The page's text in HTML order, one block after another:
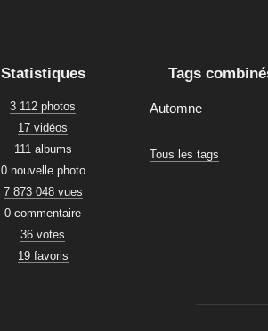
Statistiques
3 112 photos
17 vidéos
111 albums
0 nouvelle photo
7 873 048 vues
0 commentaire
36 votes
19 favoris
Tags
Automne
Tous les tags